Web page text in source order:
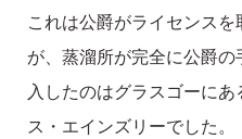
これは公爵がライセンス
が、蒸溜所が完全に公爵
入したのはグラスゴーに
ス・エインズリーでした。